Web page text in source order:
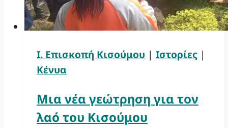
Ι. Επισκοπή Κισούμου | Ιστορίες |
Κένυα
Μια νέα γεώτρηση για τον
λαό του Κισούμου